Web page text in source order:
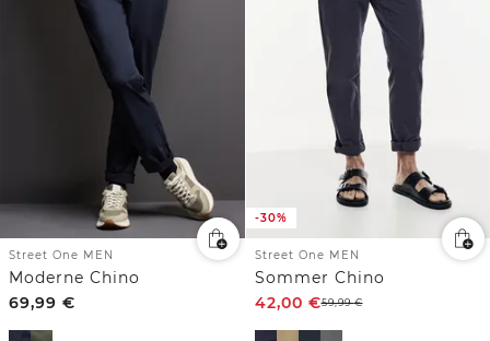
Street One MEN
Moderne Chino
69,99 €
-30%
Street One MEN
Sommer Chino
42,00 €59,99€